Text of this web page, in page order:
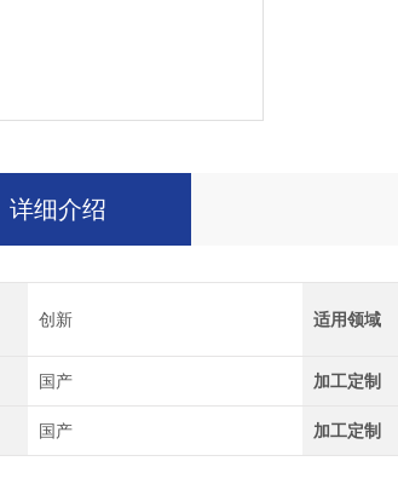
详细介绍
创新 适用领域
国产 加工定制
国产 加工定制